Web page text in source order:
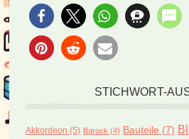
STICHWORT-
Akkordeon (5) Barock (4) Bauteile (7)